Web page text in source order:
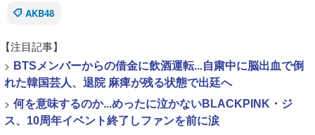
AKB48
【注目記事】
> BTSメンバーからの借金に飲酒運転...自粛中に脳出血で倒
れた韓国芸人、退院 麻痺が残る状態で出廷へ
> 何を意味するのか...めったに泣かないBLACKPINK・ジ
ス、10周年イベント終了しファンを前に涙